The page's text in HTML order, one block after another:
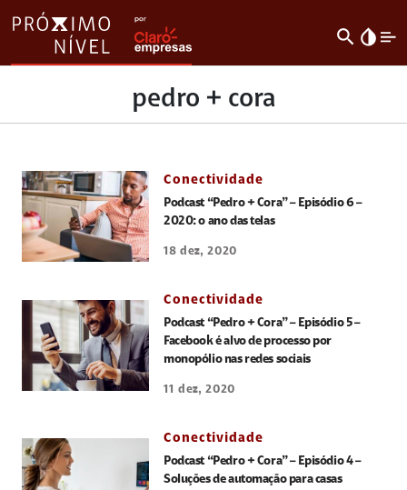
search invert_colors
pedro + cora
Conectividade
Podcast “Pedro + Cora” – Episódio 6 –
2020: o ano das telas
18 dez, 2020
Conectividade
Podcast “Pedro + Cora” – Episódio 5 –
Facebook é alvo de processo por
monopólio nas redes sociais
11 dez, 2020
Conectividade
Podcast “Pedro + Cora” – Episódio 4 –
Soluções de automação para casas